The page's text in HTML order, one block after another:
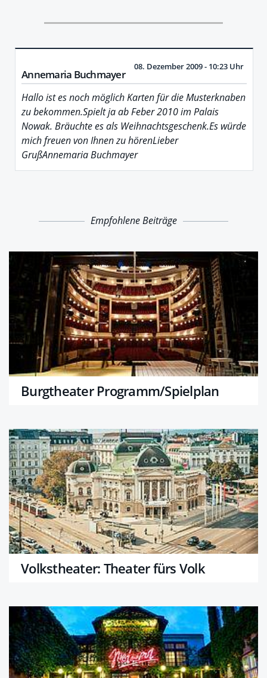
Annemaria Buchmayer
08. Dezember 2009 - 10:23 Uhr
Hallo ist es noch möglich Karten für die Musterknaben
zu bekommen.Spielt ja ab Feber 2010 im Palais
Nowak. Bräuchte es als Weihnachtsgeschenk.Es würde
mich freuen von Ihnen zu hörenLieber
GrußAnnemaria Buchmayer
Empfohlene Beiträge
Burgtheater Programm/Spielplan
Volkstheater: Theater fürs Volk